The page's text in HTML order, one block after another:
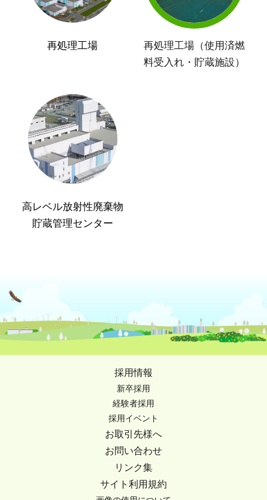
再処理工場
再処理工場（使用済燃
料受入れ・貯蔵施設）
高レベル放射性廃棄物
貯蔵管理センター
採用情報
新卒採用
経験者採用
採用イベント
お取引先様へ
お問い合わせ
リンク集
サイト利用規約